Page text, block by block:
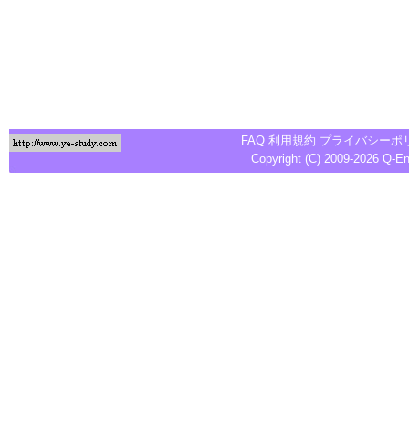
FAQ 利用規約 プライバシーポ
Copyright (C) 2009-2026 Q-